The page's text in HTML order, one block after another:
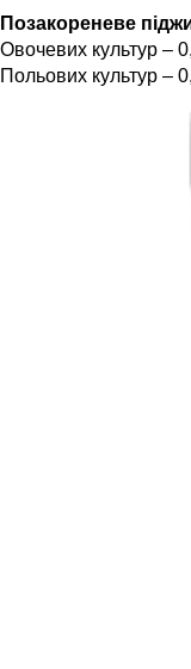
Позакореневе
Овочевих культур –
Польових культур –